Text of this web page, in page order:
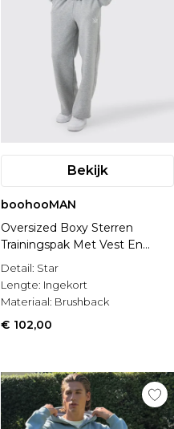
Bekijk
boohooMAN
Oversized Boxy Sterren
Trainingspak Met Vest En
Capuchon
Detail: Star
Lengte: Ingekort
Materiaal: Brushback
€ 102,00